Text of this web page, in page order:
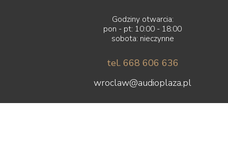
Godziny otwarcia:
pon - pt: 10:00 - 18:00
sobota: nieczynne
tel. 668 606 636
wroclaw@audioplaza.pl